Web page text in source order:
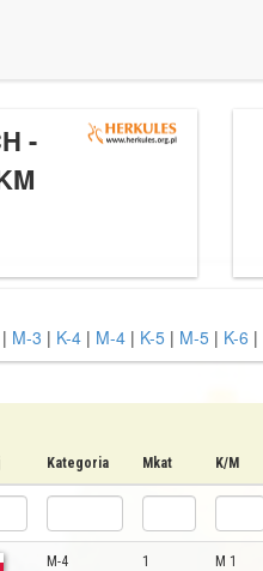
-
| M-3 | K-4 | M-4 | K-5 | M-5 | K-6 |
Kategoria Mkat K/M
M-4 1 M 1